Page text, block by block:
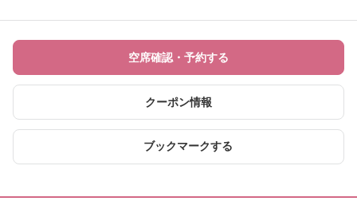
空席確認・予約する
クーポン情報
ブックマークする